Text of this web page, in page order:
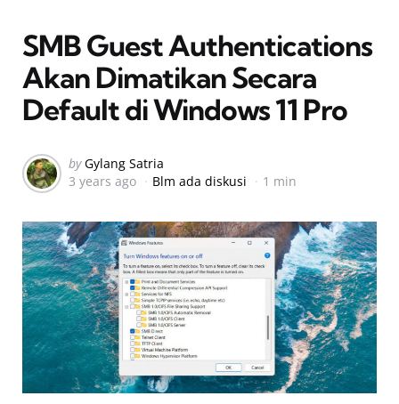
SMB Guest Authentications
Akan Dimatikan Secara
Default di Windows 11 Pro
Posted
by
by Gylang Satria
3 years ago
Blm ada diskusi 1 min